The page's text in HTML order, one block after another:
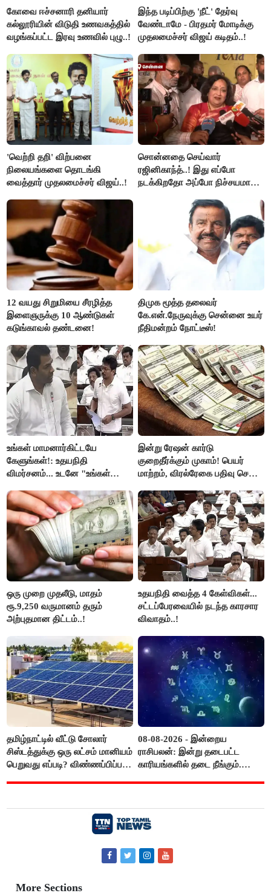
கோவை ஈச்சனாரி தனியார்
கல்லூரியின் விடுதி உணவகத்தில்
வழங்கப்பட்ட இரவு உணவில் புழு..!
இந்த படிப்பிற்கு 'நீட்' தேர்வு
வேண்டாமே - பிரதமர் மோடிக்கு
முதலமைச்சர் விஜய் கடிதம்..!
'வெற்றி தறி' விற்பனை
நிலையங்களை தொடங்கி
வைத்தார் முதலமைச்சர் விஜய்..!
சொன்னதை செய்வார்
ரஜினிகாந்த்..! இது எப்போ
நடக்கிறதோ அப்போ நிச்சயமாக
ரஜினிகாந்த்..!
12 வயது சிறுமியை சீரழித்த
இளைஞருக்கு 10 ஆண்டுகள்
கடுங்காவல் தண்டனை!
திமுக மூத்த தலைவர்
கே.என்.நேருவுக்கு சென்னை உயர்
நீதிமன்றம் நோட்டீஸ்!
உங்கள் மாமனார்கிட்டயே
கேளுங்கள்!: உதயநிதி
விமர்சனம்... உடனே "உங்கள்
ஆதவ் அர்ஜுனா பதிலடி!
இன்று ரேஷன் கார்டு
குறைதீர்க்கும் முகாம்! பெயர்
மாற்றம், விரல்ரேகை பதிவு செய்ய
ஒரு முறை முதலீடு, மாதம்
ரூ.9,250 வருமானம் தரும்
அற்புதமான திட்டம்..!
உதயநிதி வைத்த 4 கேள்விகள்...
சட்டப்பேரவையில் நடந்த காரசார
விவாதம்..!
தமிழ்நாட்டில் வீட்டு சோலார்
சிஸ்டத்துக்கு ஒரு லட்சம் மானியம்
பெறுவது எப்படி? விண்ணப்பிப்பது
08-08-2026 - இன்றைய
ராசிபலன்: இன்று தடைபட்ட
காரியங்களில் தடை நீங்கும்.
More Sections